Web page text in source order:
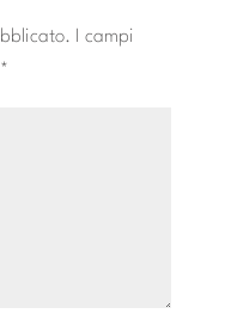
I campi
*